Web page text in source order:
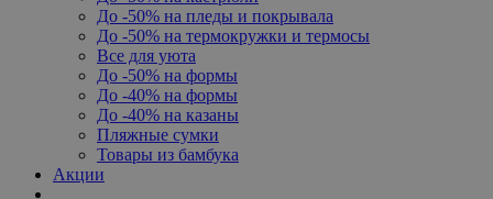
До -50% на пледы и покрывала
До -50% на термокружки и термосы
Все для уюта
До -50% на формы
До -40% на формы
До -40% на казаны
Пляжные сумки
Товары из бамбука
Акции